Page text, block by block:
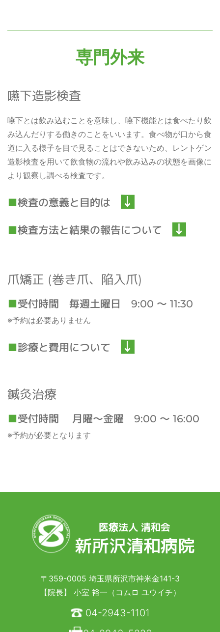
専門外来
嚥下造影検査
嚥下とは飲み込むことを意味し、嚥下機能とは食べたり飲
み込んだりする働きのことをいいます。食べ物が口から食
道に入る様子を目で見ることはできないため、レントゲン
造影検査を用いて飲食物の流れや飲み込みの状態を画像に
より観察し調べる検査です。
検査の意義と目的は
検査方法と結果の報告について
爪矯正 (巻き爪、陥入爪)
受付時間 毎週土曜日 9:00 ～ 11:30
※予約は必要ありません
診療と費用について
鍼灸治療
受付時間 月曜～金曜 9:00 ～ 16:00
※予約が必要となります
医療法人 清和会
新所沢清和病院
〒359-0005 埼玉県所沢市神米金141-3
【院長】 小室 裕一（コムロ ユウイチ）
04-2943-1101